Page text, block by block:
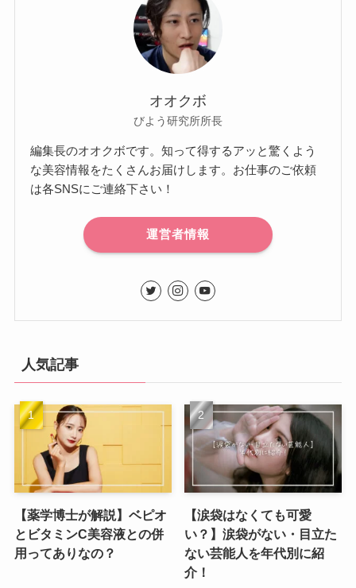
オオクボ
びよう研究所所長
編集長のオオクボです。知って得するアッと驚くよう
な美容情報をたくさんお届けします。お仕事のご依頼
は各SNSにご連絡下さい！
運営者情報
人気記事
【薬学博士が解説】ベピオ
とビタミンC美容液との併
用ってありなの？
【涙袋はなくても可愛
い？】涙袋がない・目立た
ない芸能人を年代別に紹
介！